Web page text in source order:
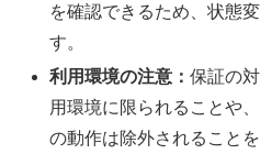
を確認できるため、状態
す。
利用環境の注意：保証の
用環境に限られることや
の動作は除外されること